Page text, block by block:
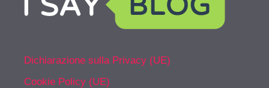
Dichiarazione sulla Privacy (UE)
Cookie Policy (UE)